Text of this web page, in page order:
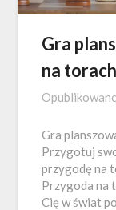
Gra
na torach
Gra
Przygotuj
przygodę na
Przygoda na
Cię w świat